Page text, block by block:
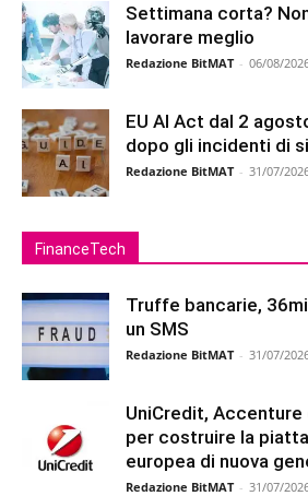
Settimana corta?
lavorare meglio
Redazione BitMAT - 06/08/
EU AI Act dal 2
dopo gli incidenti di
Redazione BitMAT - 31/07/
FinanceTech
Truffe bancarie,
un SMS
Redazione BitMAT - 31/07/
UniCredit, Accenture
per costruire la
europea di nuova
Redazione BitMAT - 31/07/